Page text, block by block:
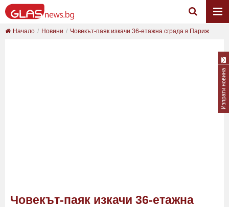
Начало Новини Човекът-паяк изкачи 36-етажна сграда в Париж
Човекът-паяк изкачи 36-етажна
Изпрати новина